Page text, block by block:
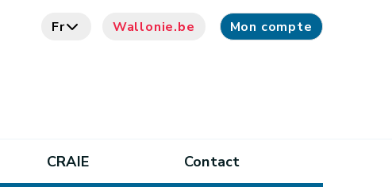
Fr Wallonie.be Mon compte
CRAIE Contact